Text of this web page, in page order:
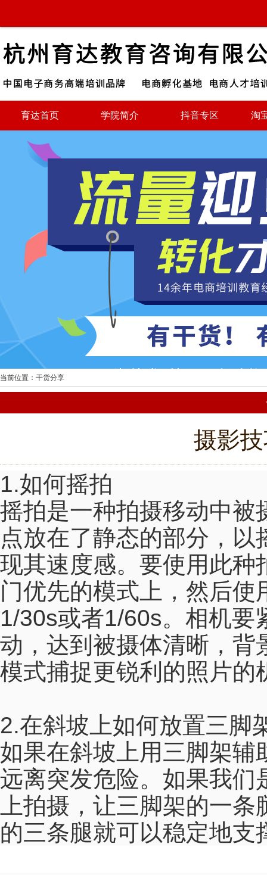
育达首页 学院简介 抖音专区 淘
当前位置：干货分享
摄影
1.如何摇拍
摇拍是一种拍摄移动中被
点放在了静态的部分，
现其速度感。要使用此种
门优先的模式上，然后
1/30s或者1/60s。相机要
动，达到被摄体清晰，背
模式捕捉更锐利的照片的
2.在斜坡上如何放置三脚
如果在斜坡上用三脚架辅
远离突发危险。如果我们
上拍摄，让三脚架的一
的三条腿就可以稳定地支